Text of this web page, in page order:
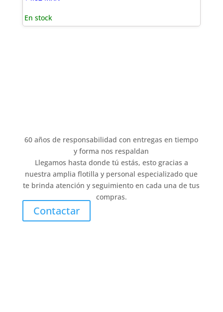
En stock
60 años de responsabilidad con entregas en tiempo
y forma nos respaldan
Llegamos hasta donde tú estás, esto gracias a
nuestra amplia flotilla y personal especializado que
te brinda atención y seguimiento en cada una de tus
compras.
Contactar